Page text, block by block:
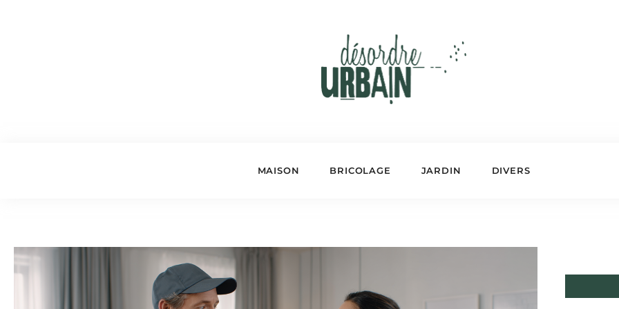
MAISON BRICOLAGE JARDIN DIVERS